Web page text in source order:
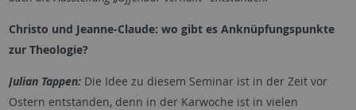
Christo und Jeanne-Claude: wo gibt es Anknüpfungspunkte
zur Theologie?
Julian Tappen:Die Idee zu diesem Seminar ist in der Zeit vor
Ostern entstanden, denn in der Karwoche ist in vielen